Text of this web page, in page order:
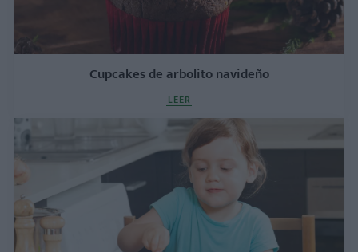
Cupcakes de arbolito navideño
LEER